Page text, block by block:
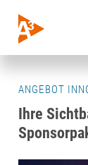
ANGEBOT
Ihre